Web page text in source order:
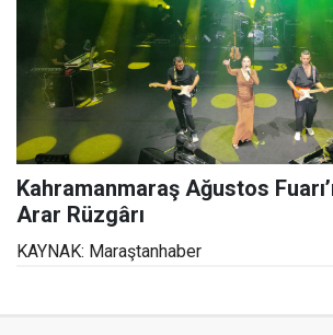
Kahramanmaraş Ağustos
Arar Rüzgârı
KAYNAK: Maraştanhaber